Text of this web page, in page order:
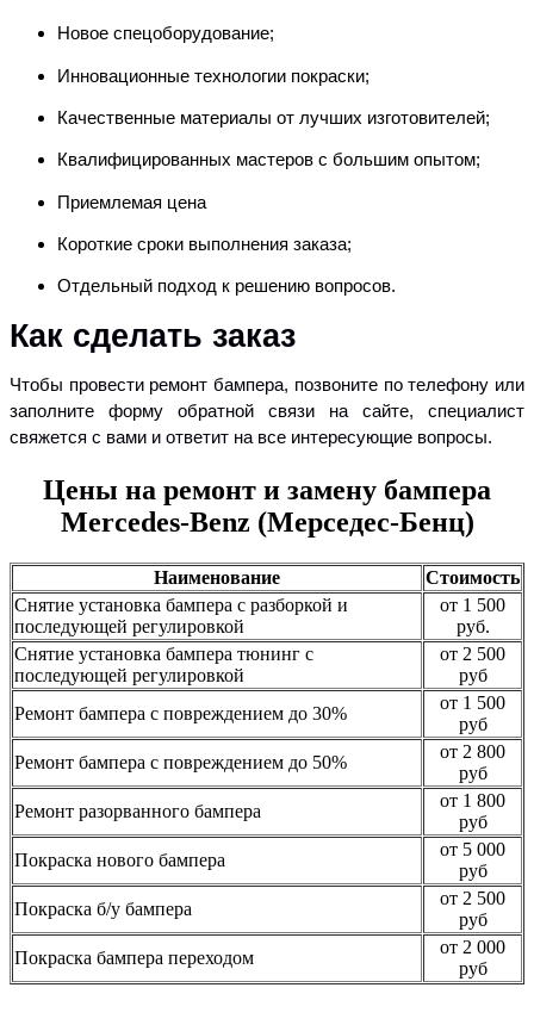
Новое спецоборудование;
Инновационные технологии покраски;
Качественные материалы от лучших изготовителей;
Квалифицированных мастеров с большим опытом;
Приемлемая цена
Короткие сроки выполнения заказа;
Отдельный подход к решению вопросов.
Как сделать заказ
Чтобы провести ремонт бампера, позвоните по телефону или
заполните форму обратной связи на сайте, специалист
свяжется с вами и ответит на все интересующие вопросы.
Цены на ремонт и замену бампера
Mercedes-Benz (Мерседес-Бенц)
Наименование
Стоимость
Снятие установка бампера с разборкой и
последующей регулировкой
от 1 500
руб.
Снятие установка бампера тюнинг с
последующей регулировкой
от 2 500
руб
Ремонт бампера с повреждением до 30%
от 1 500
руб
Ремонт бампера с повреждением до 50%
от 2 800
руб
Ремонт разорванного бампера
от 1 800
руб
Покраска нового бампера
от 5 000
руб
Покраска б/у бампера
от 2 500
руб
Покраска бампера переходом
от 2 000
руб